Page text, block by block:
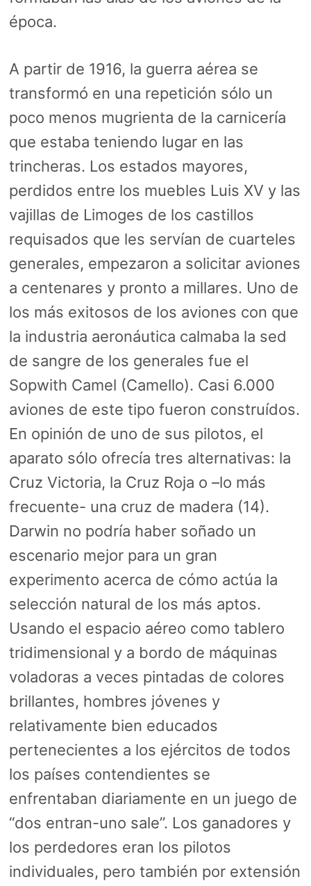
época.
A partir de 1916, la guerra aérea se
transformó en una repetición sólo un
poco menos mugrienta de la carnicería
que estaba teniendo lugar en las
trincheras. Los estados mayores,
perdidos entre los muebles Luis XV y las
vajillas de Limoges de los castillos
requisados que les servían de cuarteles
generales, empezaron a solicitar aviones
a centenares y pronto a millares. Uno de
los más exitosos de los aviones con que
la industria aeronáutica calmaba la sed
de sangre de los generales fue el
Sopwith Camel (Camello). Casi 6.000
aviones de este tipo fueron construídos.
En opinión de uno de sus pilotos, el
aparato sólo ofrecía tres alternativas: la
Cruz Victoria, la Cruz Roja o –lo más
frecuente- una cruz de madera (14).
Darwin no podría haber soñado un
escenario mejor para un gran
experimento acerca de cómo actúa la
selección natural de los más aptos.
Usando el espacio aéreo como tablero
tridimensional y a bordo de máquinas
voladoras a veces pintadas de colores
brillantes, hombres jóvenes y
relativamente bien educados
pertenecientes a los ejércitos de todos
los países contendientes se
enfrentaban diariamente en un juego de
“dos entran-uno sale”. Los ganadores y
los perdedores eran los pilotos
individuales, pero también por extensión